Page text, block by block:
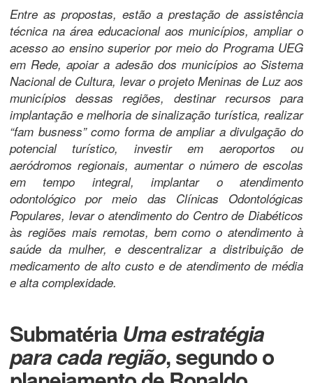
Entre as propostas, estão a prestação de assistência
técnica na área educacional aos municípios, ampliar o
acesso ao ensino superior por meio do Programa UEG
em Rede, apoiar a adesão dos municípios ao Sistema
Nacional de Cultura, levar o projeto Meninas de Luz aos
municípios dessas regiões, destinar recursos para
implantação e melhoria de sinalização turística, realizar
“fam busness” como forma de ampliar a divulgação do
potencial turístico, investir em aeroportos ou
aeródromos regionais, aumentar o número de escolas
em tempo integral, implantar o atendimento
odontológico por meio das Clínicas Odontológicas
Populares, levar o atendimento do Centro de Diabéticos
às regiões mais remotas, bem como o atendimento à
saúde da mulher, e descentralizar a distribuição de
medicamento de alto custo e de atendimento de média
e alta complexidade.
Submatéria Uma estratégia
para cada região, segundo o